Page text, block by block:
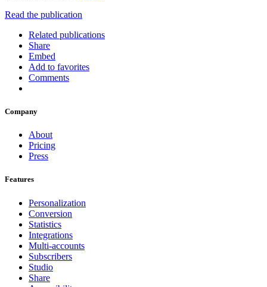
Read the publication
Related publications
Share
Embed
Add to favorites
Comments
Company
About
Pricing
Press
Features
Personalization
Conversion
Statistics
Integrations
Multi-accounts
Subscribers
Studio
Share